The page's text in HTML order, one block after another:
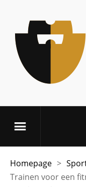
Homepage >
Trainen voor een